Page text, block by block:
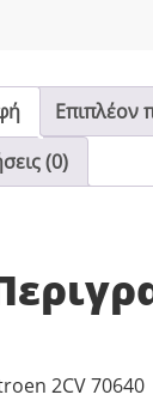
Επιπλέον
(0)
2CV 70640